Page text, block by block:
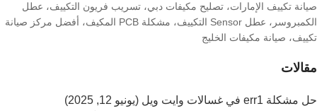
صيانة تكييف الإمارات، تصليح مكيفات دبي، تسريب فريون التكييف، عطل
الكمبروسر، عطل Sensor التكييف، مشكلة PCB المكيف، أفضل مركز صيانة
تكييف، صيانة مكيفات الخليج
مقالات
حل مشكلة err1 في غسالات وايت ويل (يونيو 12, 2025)